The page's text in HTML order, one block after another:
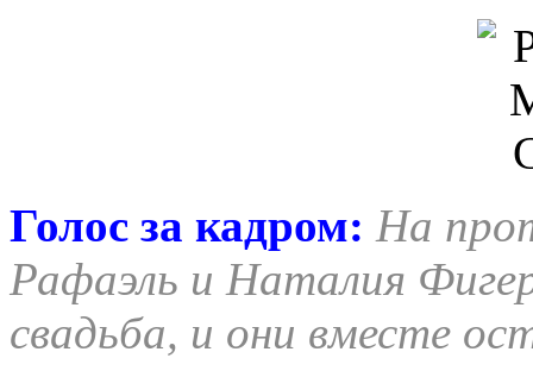
Голос за кадром: На
Рафаэль и Наталия
свадьба, и они вместе